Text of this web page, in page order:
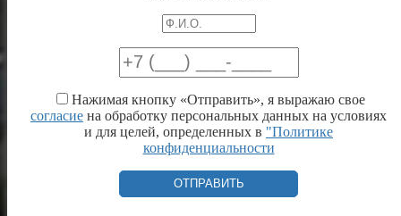
Нажимая кнопку «Отправить», я выражаю свое
согласие на обработку персональных данных на условиях
и для целей, определенных в "Политике
конфиденциальности